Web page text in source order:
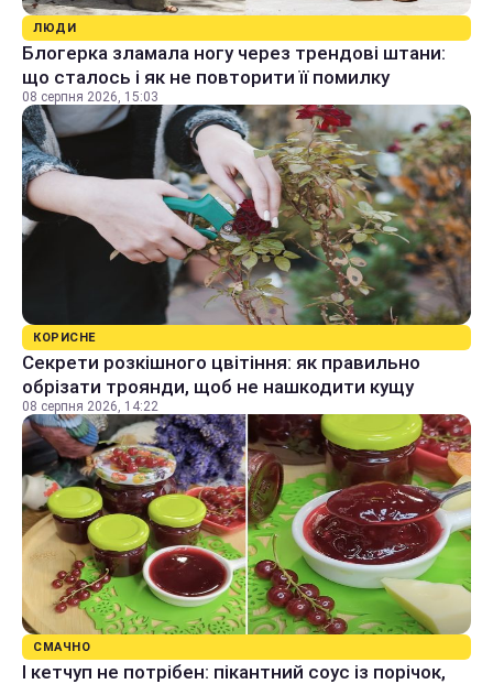
ЛЮДИ
Блогерка зламала ногу через трендові штани:
що сталось і як не повторити її помилку
08 серпня 2026, 15:03
КОРИСНЕ
Секрети розкішного цвітіння: як правильно
обрізати троянди, щоб не нашкодити кущу
08 серпня 2026, 14:22
СМАЧНО
І кетчуп не потрібен: пікантний соус із порічок,